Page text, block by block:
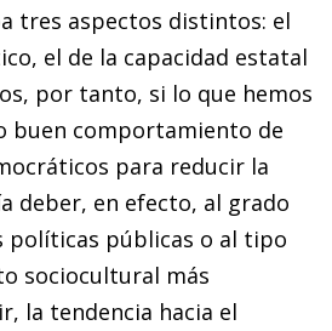
tres aspectos distintos: el
el de la capacidad estatal
por tanto, si lo que hemos
buen comportamiento de
para reducir la
deber, en efecto, al grado
políticas públicas o al tipo
sociocultural más
la tendencia hacia el